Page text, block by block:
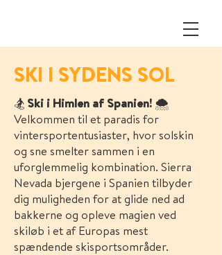
SKI I SYDENS SOL
🏂 Ski i Himlen af Spanien! 🌨️
Velkommen til et paradis for
vintersportentusiaster, hvor solskin
og sne smelter sammen i en
uforglemmelig kombination. Sierra
Nevada bjergene i Spanien tilbyder
dig muligheden for at glide ned ad
bakkerne og opleve magien ved
skiløb i et af Europas mest
spændende skisportsområder.